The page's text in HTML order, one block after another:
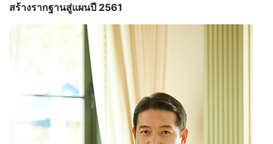
สร้างรากฐานสู่แผนปี 2561